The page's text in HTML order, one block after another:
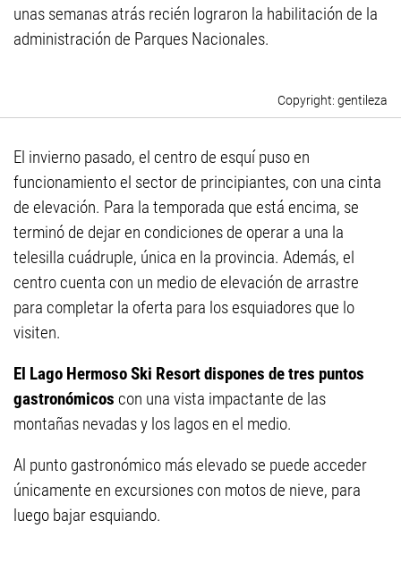
unas semanas atrás recién lograron la habilitación de la
administración de Parques Nacionales.
gentileza
El invierno pasado, el centro de esquí puso en
funcionamiento el sector de principiantes, con una cinta
de elevación. Para la temporada que está encima, se
terminó de dejar en condiciones de operar a una la
telesilla cuádruple, única en la provincia. Además, el
centro cuenta con un medio de elevación de arrastre
para completar la oferta para los esquiadores que lo
visiten.
El Lago Hermoso Ski Resort dispones de tres puntos
gastronómicos con una vista impactante de las
montañas nevadas y los lagos en el medio.
Al punto gastronómico más elevado se puede acceder
únicamente en excursiones con motos de nieve, para
luego bajar esquiando.